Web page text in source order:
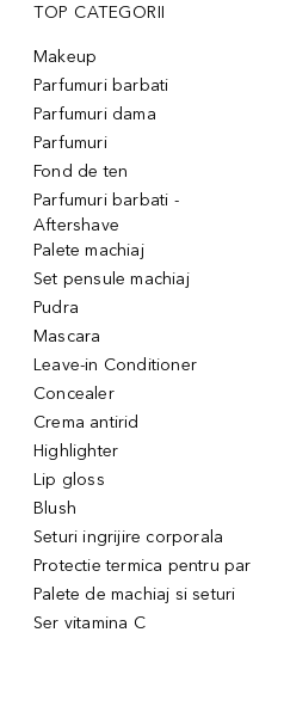
TOP CATEGORII
Makeup
Parfumuri barbati
Parfumuri dama
Parfumuri
Fond de ten
Parfumuri barbati -
Aftershave
Palete machiaj
Set pensule machiaj
Pudra
Mascara
Leave-in Conditioner
Concealer
Crema antirid
Highlighter
Lip gloss
Blush
Seturi ingrijire corporala
Protectie termica pentru par
Palete de machiaj si seturi
Ser vitamina C